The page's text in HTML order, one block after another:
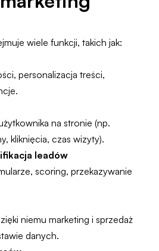
wiele funkcji, takich jak:
personalizacja treści,
na stronie (np.
kliknięcia, czas wizyty).
leadów
scoring, przekazywanie
niemu marketing i sprzedaż
danych.